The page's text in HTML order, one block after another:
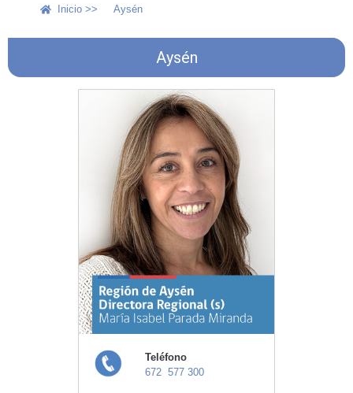
Inicio >> Aysén
Aysén
Teléfono
672 577 300